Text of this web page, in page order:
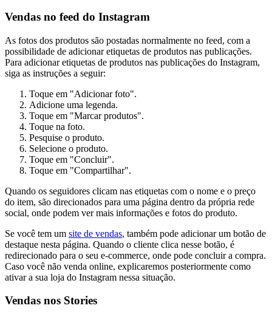
Vendas no feed do Instagram
As fotos dos produtos são postadas normalmente no feed, com a
possibilidade de adicionar etiquetas de produtos nas publicações.
Para adicionar etiquetas de produtos nas publicações do Instagram,
siga as instruções a seguir:
Toque em "Adicionar foto".
Adicione uma legenda.
Toque em "Marcar produtos".
Toque na foto.
Pesquise o produto.
Selecione o produto.
Toque em "Concluir".
Toque em "Compartilhar".
Quando os seguidores clicam nas etiquetas com o nome e o preço
do item, são direcionados para uma página dentro da própria rede
social, onde podem ver mais informações e fotos do produto.
Se você tem um site de vendas, também pode adicionar um botão de
destaque nesta página. Quando o cliente clica nesse botão, é
redirecionado para o seu e-commerce, onde pode concluir a compra.
Caso você não venda online, explicaremos posteriormente como
ativar a sua loja do Instagram nessa situação.
Vendas nos Stories